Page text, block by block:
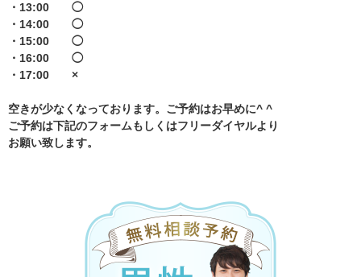
・13:00 ◯
・14:00 ◯
・15:00 ◯
・16:00 ◯
・17:00 ×
空きが少なくなっております。ご予約はお早めに^ ^
ご予約は下記のフォームもしくはフリーダイヤルより
お願い致します。